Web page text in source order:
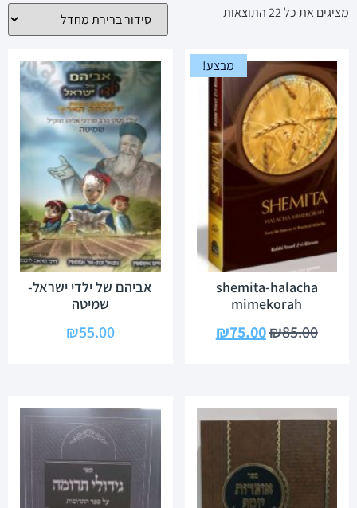
מציגים את כל ⁦22⁩ התוצאות
מבצע!
shemita-halacha
mimekorah
₪85.00
₪75.00
אביהם של ילדי ישראל-
שמיטה
₪55.00